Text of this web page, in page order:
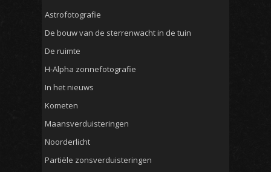
Astrofotografie
De bouw van de sterrenwacht in de tuin
De ruimte
H-Alpha zonnefotografie
In het nieuws
Kometen
Maansverduisteringen
Noorderlicht
Partiële zonsverduisteringen